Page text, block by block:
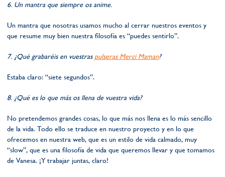
6. Un mantra que siempre os anime.
Un mantra que nosotras usamos mucho al cerrar nuestros eventos y
que resume muy bien nuestra filosofía es “puedes sentirlo”.
7. ¿Qué grabaréis en vuestras pulseras Merci Maman?
Estaba claro: “siete segundos”.
8. ¿Qué es lo que más os llena de vuestra vida?
No pretendemos grandes cosas, lo que más nos llena es lo más sencillo
de la vida. Todo ello se traduce en nuestro proyecto y en lo que
ofrecemos en nuestra web, que es un estilo de vida calmado, muy
“slow”, que es una filosofía de vida que queremos llevar y que tomamos
de Vanesa. ¡Y trabajar juntas, claro!